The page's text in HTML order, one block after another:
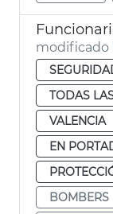
modificado
TODAS
VALENCIA
EN
BOMBERS